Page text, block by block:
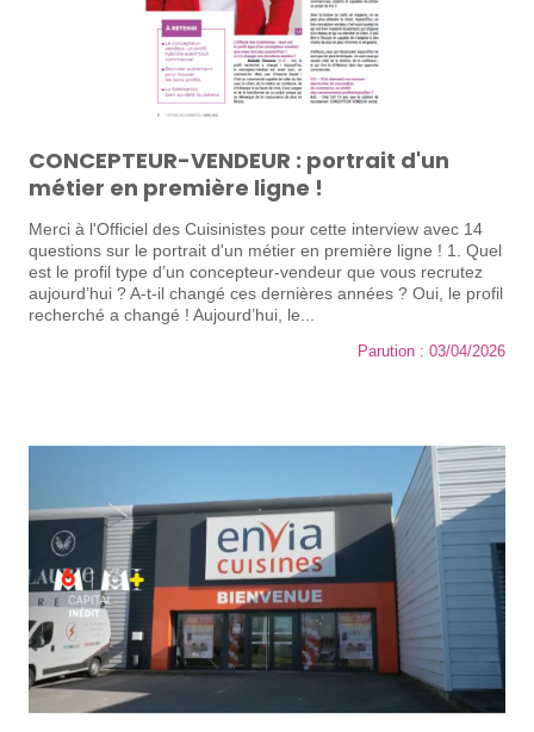
CONCEPTEUR-VENDEUR : portrait d'un
métier en première ligne !
Merci à l'Officiel des Cuisinistes pour cette interview avec 14
questions sur le portrait d'un métier en première ligne ! 1. Quel
est le profil type d’un concepteur-vendeur que vous recrutez
aujourd’hui ? A-t-il changé ces dernières années ? Oui, le profil
recherché a changé ! Aujourd’hui, le...
Parution : 03/04/2026